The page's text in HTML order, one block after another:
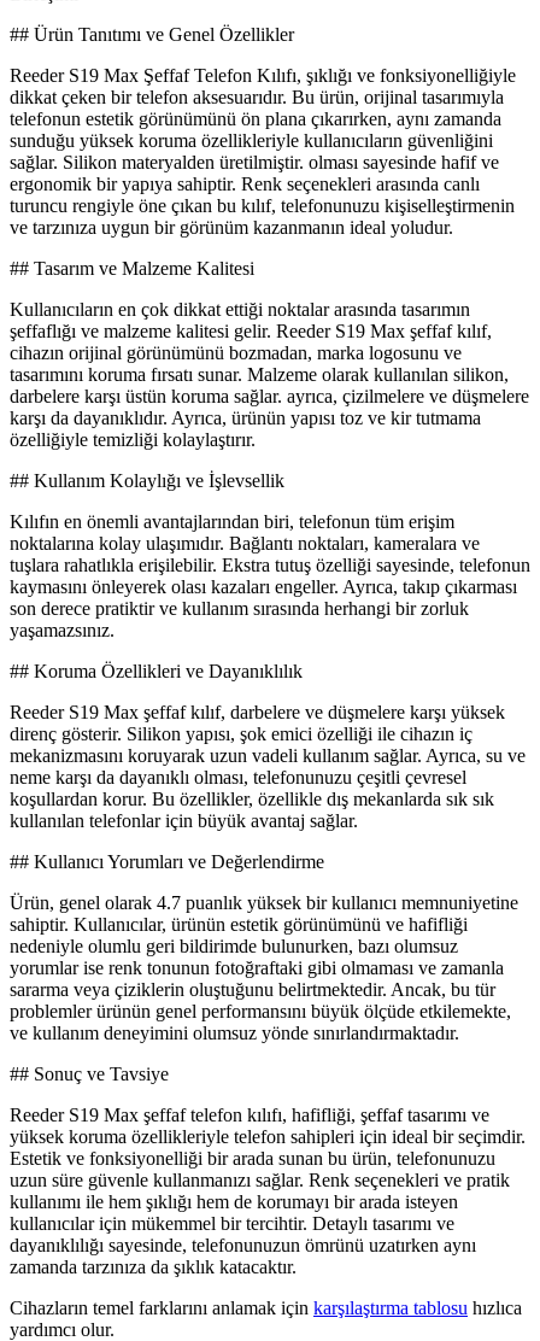
## Ürün Tanıtımı ve Genel Özellikler
Reeder S19 Max Şeffaf Telefon Kılıfı, şıklığı ve fonksiyonelliğiyle
dikkat çeken bir telefon aksesuarıdır. Bu ürün, orijinal tasarımıyla
telefonun estetik görünümünü ön plana çıkarırken, aynı zamanda
sunduğu yüksek koruma özellikleriyle kullanıcıların güvenliğini
sağlar. Silikon materyalden üretilmiştir. olması sayesinde hafif ve
ergonomik bir yapıya sahiptir. Renk seçenekleri arasında canlı
turuncu rengiyle öne çıkan bu kılıf, telefonunuzu kişiselleştirmenin
ve tarzınıza uygun bir görünüm kazanmanın ideal yoludur.
## Tasarım ve Malzeme Kalitesi
Kullanıcıların en çok dikkat ettiği noktalar arasında tasarımın
şeffaflığı ve malzeme kalitesi gelir. Reeder S19 Max şeffaf kılıf,
cihazın orijinal görünümünü bozmadan, marka logosunu ve
tasarımını koruma fırsatı sunar. Malzeme olarak kullanılan silikon,
darbelere karşı üstün koruma sağlar. ayrıca, çizilmelere ve düşmelere
karşı da dayanıklıdır. Ayrıca, ürünün yapısı toz ve kir tutmama
özelliğiyle temizliği kolaylaştırır.
## Kullanım Kolaylığı ve İşlevsellik
Kılıfın en önemli avantajlarından biri, telefonun tüm erişim
noktalarına kolay ulaşımıdır. Bağlantı noktaları, kameralara ve
tuşlara rahatlıkla erişilebilir. Ekstra tutuş özelliği sayesinde, telefonun
kaymasını önleyerek olası kazaları engeller. Ayrıca, takıp çıkarması
son derece pratiktir ve kullanım sırasında herhangi bir zorluk
yaşamazsınız.
## Koruma Özellikleri ve Dayanıklılık
Reeder S19 Max şeffaf kılıf, darbelere ve düşmelere karşı yüksek
direnç gösterir. Silikon yapısı, şok emici özelliği ile cihazın iç
mekanizmasını koruyarak uzun vadeli kullanım sağlar. Ayrıca, su ve
neme karşı da dayanıklı olması, telefonunuzu çeşitli çevresel
koşullardan korur. Bu özellikler, özellikle dış mekanlarda sık sık
kullanılan telefonlar için büyük avantaj sağlar.
## Kullanıcı Yorumları ve Değerlendirme
Ürün, genel olarak 4.7 puanlık yüksek bir kullanıcı memnuniyetine
sahiptir. Kullanıcılar, ürünün estetik görünümünü ve hafifliği
nedeniyle olumlu geri bildirimde bulunurken, bazı olumsuz
yorumlar ise renk tonunun fotoğraftaki gibi olmaması ve zamanla
sararma veya çiziklerin oluştuğunu belirtmektedir. Ancak, bu tür
problemler ürünün genel performansını büyük ölçüde etkilemekte,
ve kullanım deneyimini olumsuz yönde sınırlandırmaktadır.
## Sonuç ve Tavsiye
Reeder S19 Max şeffaf telefon kılıfı, hafifliği, şeffaf tasarımı ve
yüksek koruma özellikleriyle telefon sahipleri için ideal bir seçimdir.
Estetik ve fonksiyonelliği bir arada sunan bu ürün, telefonunuzu
uzun süre güvenle kullanmanızı sağlar. Renk seçenekleri ve pratik
kullanımı ile hem şıklığı hem de korumayı bir arada isteyen
kullanıcılar için mükemmel bir tercihtir. Detaylı tasarımı ve
dayanıklılığı sayesinde, telefonunuzun ömrünü uzatırken aynı
zamanda tarzınıza da şıklık katacaktır.
Cihazların temel farklarını anlamak için karşılaştırma tablosu hızlıca
yardımcı olur.